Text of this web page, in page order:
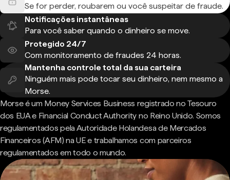
Se for perder, roubarem ou você suspeitar de fraude.
Notificações instantâneas
Para você saber quando o dinheiro se move.
Protegido 24/7
Com monitoramento de fraudes 24 horas.
Mantenha controle total da sua carteira
Ninguém mais pode tocar seu dinheiro, nem mesmo a
Morse.
Morse é um Money Services Business registrado no Tesouro
dos EUA e Financial Conduct Authority no Reino Unido. Somos
regulamentados pela Autoridade Holandesa de Mercados
Financeiros (AFM) na UE e trabalhamos com parceiros
regulamentados em todo o mundo.